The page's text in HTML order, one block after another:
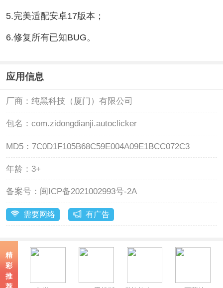
5.完美适配安卓17版本；
6.修复所有已知BUG。
应用信息
厂商： 纯黑科技（厦门）有限公司
包名： com.zidongdianji.autoclicker
MD5： 7C0D1F105B68C59E004A09E1BCC072C3
年龄： 3+
备案号： 闽ICP备2021002993号-2A
需要网络 有广告
精
彩
推